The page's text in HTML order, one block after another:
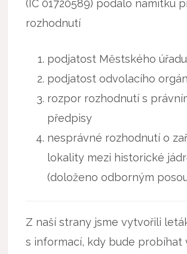
(IČ 01720589) podalo námitku
rozhodnutí
podjatost Městského
podjatost odvolacího
rozpor rozhodnutí s
předpisy
nesprávné rozhodnutí o
lokality mezi historické
(doloženo odborným
Z naší strany jsme vytvořili
s informací, kdy bude probíhat